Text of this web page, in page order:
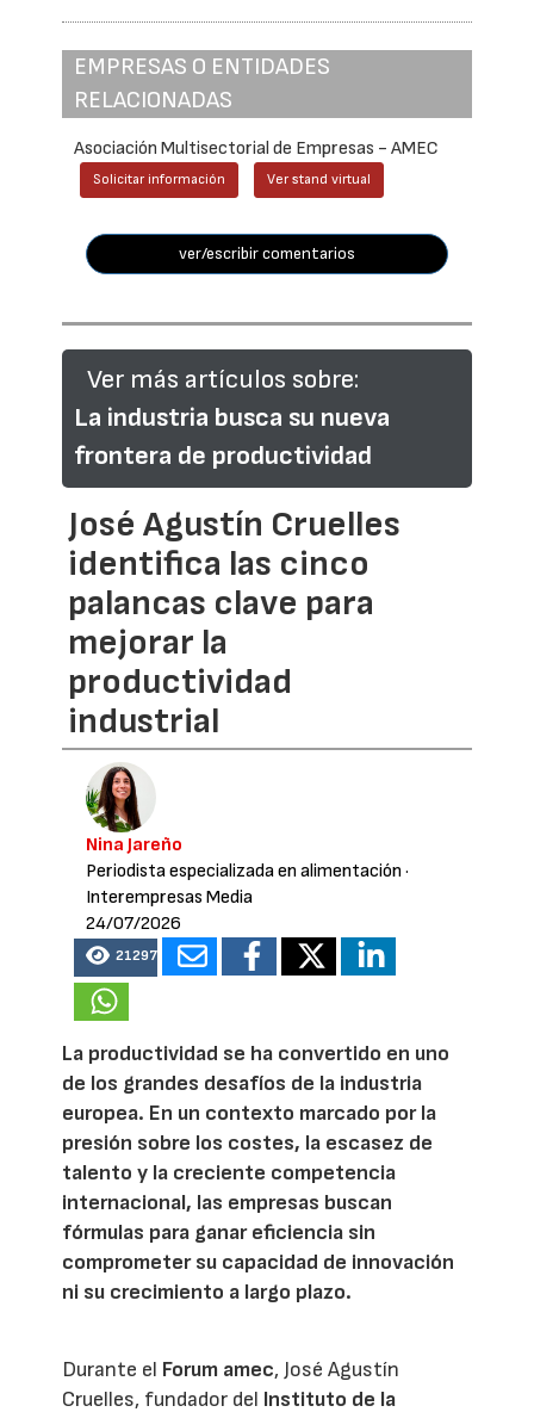
EMPRESAS O ENTIDADES
RELACIONADAS
Asociación Multisectorial de Empresas - AMEC
Solicitar información Ver stand virtual
ver/escribir comentarios
Ver más artículos sobre:
La industria busca su nueva
frontera de productividad
José Agustín Cruelles
identifica las cinco
palancas clave para
mejorar la
productividad
industrial
Nina Jareño
Periodista especializada en alimentación ·
Interempresas Media
24/07/2026
21297
La productividad se ha convertido en uno
de los grandes desafíos de la industria
europea. En un contexto marcado por la
presión sobre los costes, la escasez de
talento y la creciente competencia
internacional, las empresas buscan
fórmulas para ganar eficiencia sin
comprometer su capacidad de innovación
ni su crecimiento a largo plazo.
Durante el Forum amec, José Agustín
Cruelles, fundador del Instituto de la